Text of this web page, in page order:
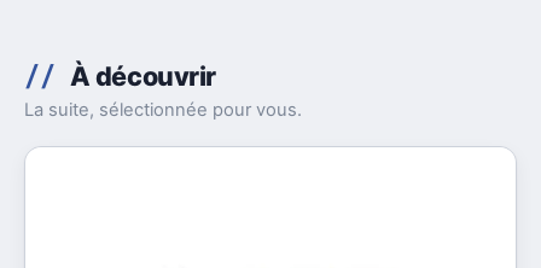
À découvrir
La suite, sélectionnée pour vous.